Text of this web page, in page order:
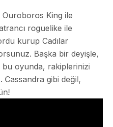
King ile
roguelike ile
kurup Cadılar
Başka bir deyişle,
bu oyunda, rakiplerinizi
Cassandra gibi değil,